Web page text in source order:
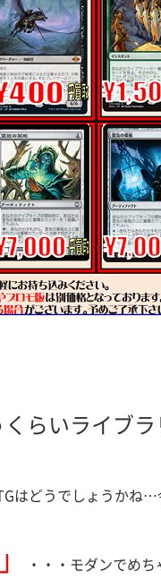
らいライブ
はどうでしょうかね
・・・モダンでめ